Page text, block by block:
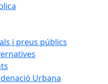
i preus públics
Urbana